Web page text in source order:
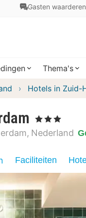
Gasten
Thema's
Hotels in Zuid-
, 3 Sterren
Nederland
Faciliteiten